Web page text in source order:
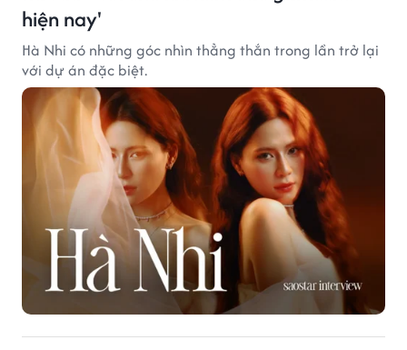
hiện nay'
Hà Nhi có những góc nhìn thẳng thắn trong lần trở lại
với dự án đặc biệt.